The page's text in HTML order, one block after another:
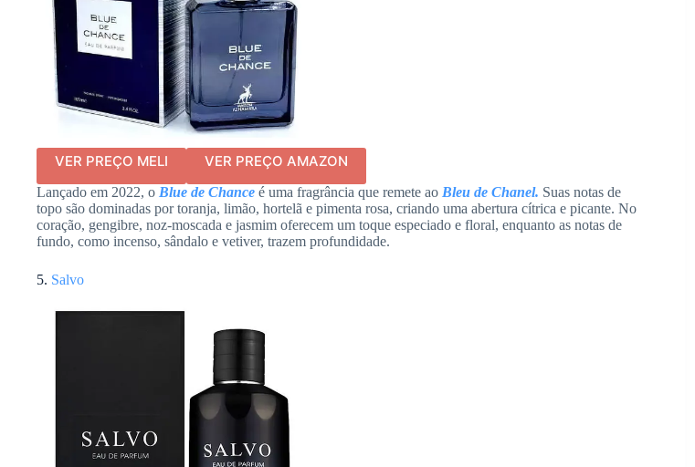
VER PREÇO MELI VER PREÇO AMAZON
Lançado em 2022, o Blue de Chance é uma fragrância que remete ao Bleu de Chanel. Suas notas de
topo são dominadas por toranja, limão, hortelã e pimenta rosa, criando uma abertura cítrica e picante. No
coração, gengibre, noz-moscada e jasmim oferecem um toque especiado e floral, enquanto as notas de
fundo, como incenso, sândalo e vetiver, trazem profundidade.
5. Salvo